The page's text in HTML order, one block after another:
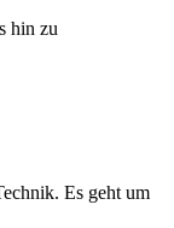
hin zu
Es geht um